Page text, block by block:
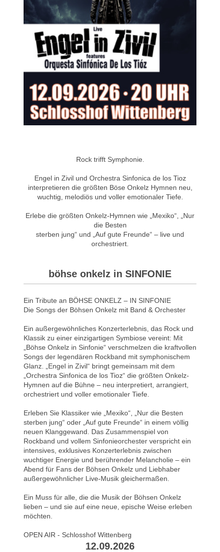
Rock trifft Symphonie.
Engel in Zivil und Orchestra Sinfonica de los Tioz
interpretieren die größten Böse Onkelz Hymnen neu,
wuchtig, melodiös und voller emotionaler Tiefe.
Erlebe die größten Onkelz-Hymnen wie „Mexiko“, „Nur
die Besten
sterben jung“ und „Auf gute Freunde“ – live und
orchestriert.
böhse onkelz in SINFONIE
Ein Tribute an BÖHSE ONKELZ – IN SINFONIE
Die Songs der Böhsen Onkelz mit Band & Orchester
Ein außergewöhnliches Konzerterlebnis, das Rock und
Klassik zu einer einzigartigen Symbiose vereint: Mit
„Böhse Onkelz in Sinfonie“ verschmelzen die kraftvollen
Songs der legendären Rockband mit symphonischem
Glanz. „Engel in Zivil“ bringt gemeinsam mit dem
„Orchestra Sinfonica de los Tioz“ die größten Onkelz-
Hymnen auf die Bühne – neu interpretiert, arrangiert,
orchestriert und voller emotionaler Tiefe.
Erleben Sie Klassiker wie „Mexiko“, „Nur die Besten
sterben jung“ oder „Auf gute Freunde“ in einem völlig
neuen Klanggewand. Das Zusammenspiel von
Rockband und vollem Sinfonieorchester verspricht ein
intensives, exklusives Konzerterlebnis zwischen
wuchtiger Energie und berührender Melancholie – ein
Abend für Fans der Böhsen Onkelz und Liebhaber
außergewöhnlicher Live-Musik gleichermaßen.
Ein Muss für alle, die die Musik der Böhsen Onkelz
lieben – und sie auf eine neue, epische Weise erleben
möchten.
OPEN AIR - Schlosshof Wittenberg
12.09.2026